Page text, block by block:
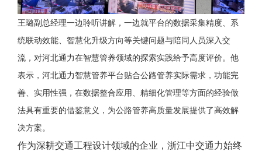
王璐副总经理一边聆听讲解，一边就平台的数据采集精度、系
统联动效能、智慧化升级方向等关键问题与陪同人员深入交
流，对河北通力在智慧管养领域的探索实践给予高度评价。他
表示，河北通力智慧管养平台贴合公路管养实际需求，功能完
善、实用性强，在数据整合应用、精细化管理等方面的经验做
法具有重要的借鉴意义，为公路管养高质量发展提供了高效解
决方案。
作为深耕交通工程设计领域的企业，浙江中交通力始终